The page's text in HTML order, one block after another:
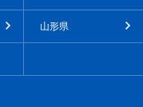
山形県